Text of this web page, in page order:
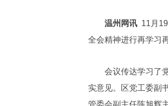
温州网讯 11月
全会精神进行再学习
会议传达学习了党
实意见。区党工委副
管委会副主任陈旭辉